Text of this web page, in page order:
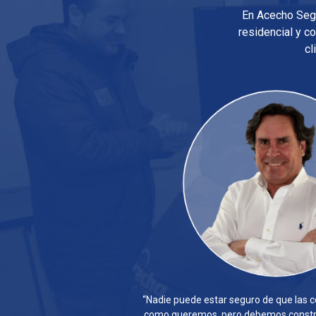
En Acecho
residencial y
“Nadie puede estar seguro de que las